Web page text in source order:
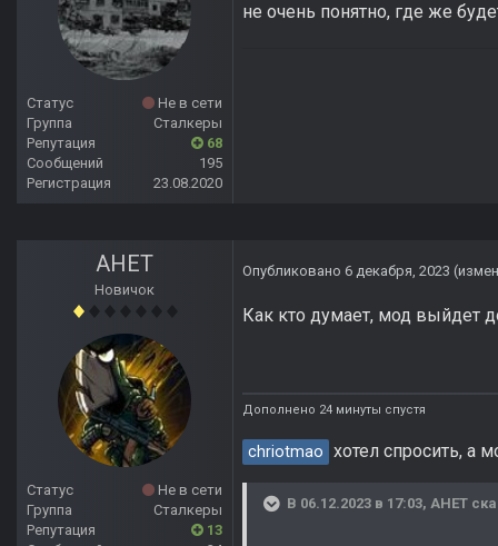
Статус
Не в сети
Группа
Сталкеры
Репутация
68
Сообщений
195
Регистрация
23.08.2020
не очень понятно, где же
АНЕТ
Новичок
Статус
Не в сети
Группа
Сталкеры
Репутация
13
Опубликовано 6 декабря, 2023
Как кто думает, мод выйдет
Дополнено 24 минуты спустя
chriotmao хотел спросить, а
В 06.12.2023 в 17:03, АНЕТ